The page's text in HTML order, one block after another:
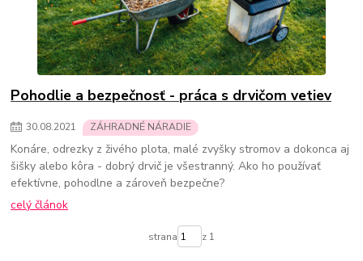
Pohodlie a bezpečnosť - práca s drvičom vetiev
30.08.2021 ZÁHRADNÉ NÁRADIE
Konáre, odrezky z živého plota, malé zvyšky stromov a dokonca aj
šišky alebo kôra - dobrý drvič je všestranný. Ako ho používať
efektívne, pohodlne a zároveň bezpečne?
celý článok
strana z 1